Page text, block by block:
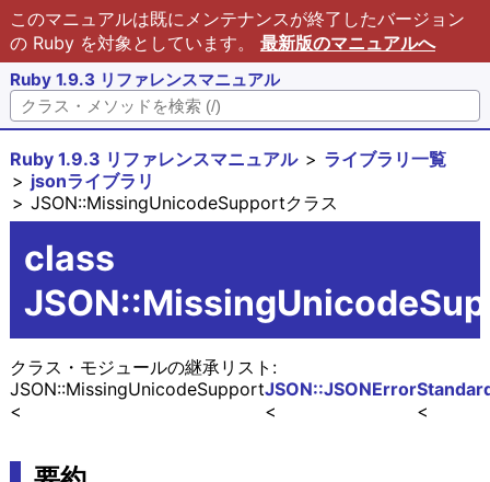
このマニュアルは既にメンテナンスが終了したバージョン
の Ruby を対象としています。 最新版のマニュアルへ
Ruby 1.9.3 リファレンスマニュアル
Ruby 1.9.3 リファレンスマニュアル
ライブラリ一覧
jsonライブラリ
JSON::MissingUnicodeSupportクラス
class
クラス・モジュールの継承リスト:
JSON::JSONError
JSON::MissingUnicodeSupport